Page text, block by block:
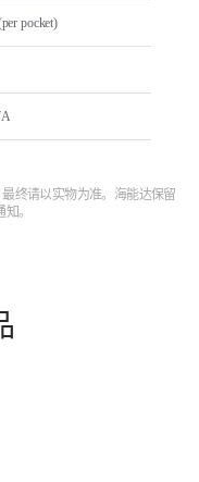
pocket)
终请以实物为准。海能达保留
。